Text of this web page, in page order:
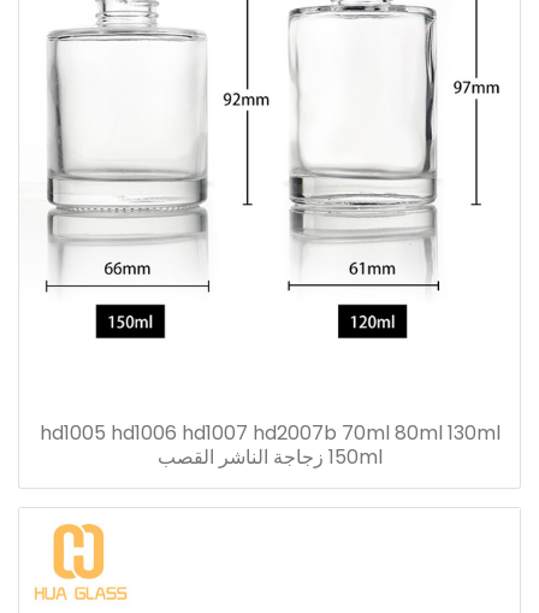
hd1005 hd1006 hd1007 hd2007b 70ml 80ml 130ml
150ml زجاجة الناشر القصب